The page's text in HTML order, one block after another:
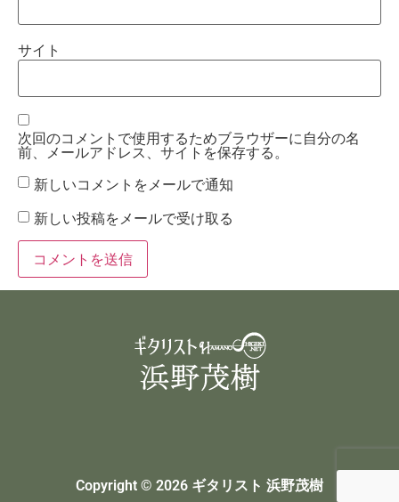
サイト
次回のコメントで使用するためブラウザーに自分の名
前、メールアドレス、サイトを保存する。
新しいコメントをメールで通知
新しい投稿をメールで受け取る
Copyright © 2026 ギタリスト 浜野茂樹